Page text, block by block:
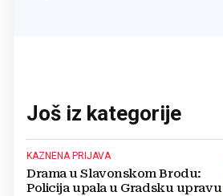
Još iz kategorije
KAZNENA PRIJAVA
Drama u Slavonskom Brodu:
Policija upala u Gradsku upravu